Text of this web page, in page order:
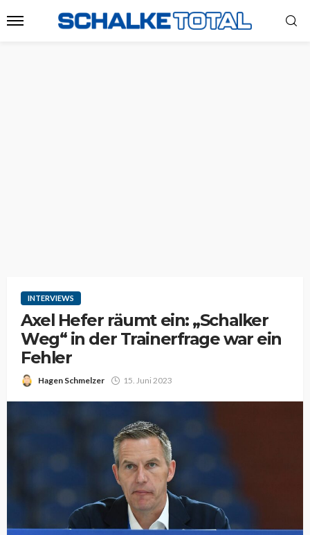
INTERVIEWS
Axel Hefer räumt ein: „Schalker
Weg“ in der Trainerfrage war ein
Fehler
Hagen Schmelzer 15. Juni 2023